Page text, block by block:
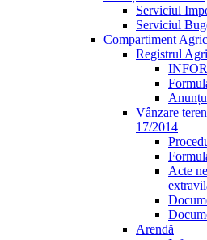
Serviciul
Serviciul
Compartiment
Registrul
Vânzare
17/2014
Acte
Arendă